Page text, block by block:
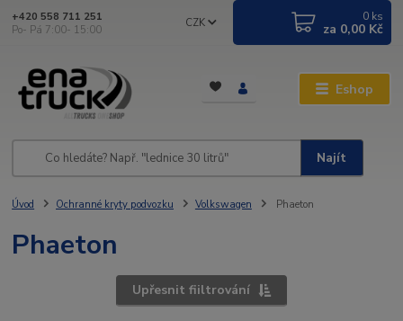
Eshop
CZK
Najít
+420 558 711 251
Po- Pá 7:00- 15:00
0 ks
za 0,00 Kč
Úvod Ochranné kryty podvozku Volkswagen Phaeton
Phaeton
Upřesnit fiiltrování